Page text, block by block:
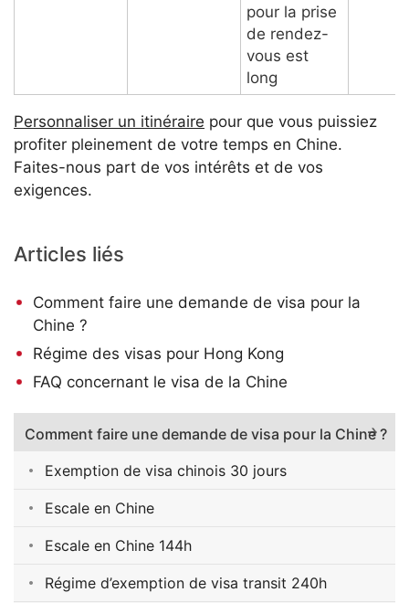
pour la prise
de rendez-
vous est
long
Personnaliser un itinéraire pour que vous puissiez
profiter pleinement de votre temps en Chine.
Faites-nous part de vos intérêts et de vos
exigences.
Articles liés
Comment faire une demande de visa pour la
Chine ?
Régime des visas pour Hong Kong
FAQ concernant le visa de la Chine
Comment faire une demande de visa pour la Chine ?
Exemption de visa chinois 30 jours
Escale en Chine
Escale en Chine 144h
Régime d’exemption de visa transit 240h